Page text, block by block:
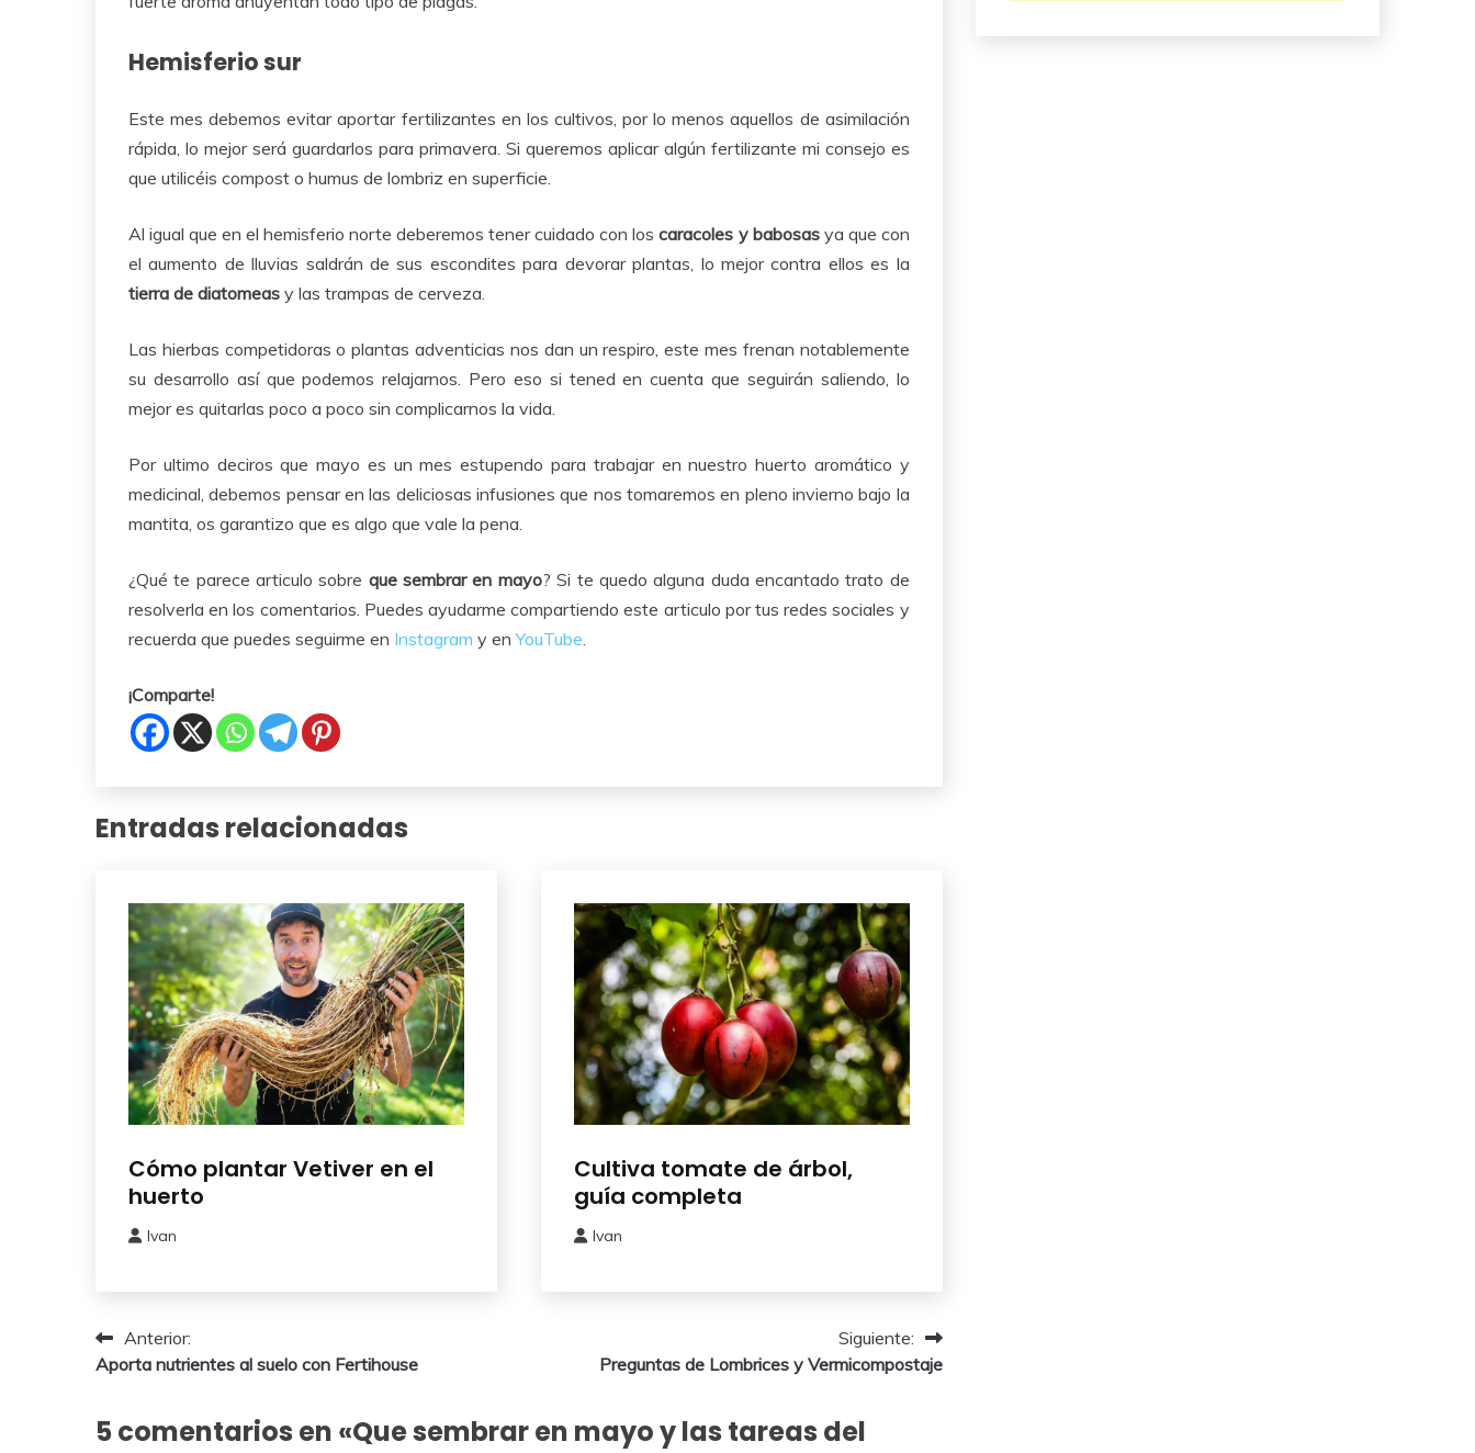
Hemisferio sur
Este mes debemos evitar aportar fertilizantes en los cultivos, por lo menos aquellos de asimilación
rápida, lo mejor será guardarlos para primavera. Si queremos aplicar algún fertilizante mi consejo es
que utilicéis compost o humus de lombriz en superficie.
Al igual que en el hemisferio norte deberemos tener cuidado con loscaracoles y babosasya que con
el aumento de lluvias saldrán de sus escondites para devorar plantas, lo mejor contra ellos es la
tierra de diatomeas y las trampas de cerveza.
Las hierbas competidoras o plantas adventicias nos dan un respiro, este mes frenan notablemente
su desarrollo así que podemos relajarnos. Pero eso si tened en cuenta que seguirán saliendo, lo
mejor es quitarlas poco a poco sin complicarnos la vida.
Por ultimo deciros que mayo es un mes estupendo para trabajar en nuestro huerto aromático y
medicinal, debemos pensar en las deliciosas infusiones que nos tomaremos en pleno invierno bajo la
mantita, os garantizo que es algo que vale la pena.
¿Qué te parece articulo sobre que sembrar en mayo? Si te quedo alguna duda encantado trato de
resolverla en los comentarios. Puedes ayudarme compartiendo este articulo por tus redes sociales y
recuerda que puedes seguirme en Instagram y enYouTube.
¡Comparte!
Entradas relacionadas
Como
Sembrar
o
Plantar
Cómo plantar Vetiver en el
huerto
Ivan
Como
Sembrar
o
Plantar
Cultiva tomate de árbol,
guía completa
Ivan
Navegación
de
entradas
Anterior:
Aporta nutrientes al suelo con Fertihouse
Siguiente:
Preguntas de Lombrices y Vermicompostaje
5 comentarios en «Que sembrar en mayo y las tareas del